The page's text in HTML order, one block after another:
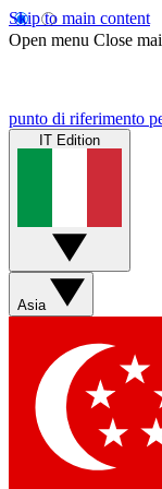
Skip to main content
Open menu Close
punto di riferimento
IT Edition
Asia